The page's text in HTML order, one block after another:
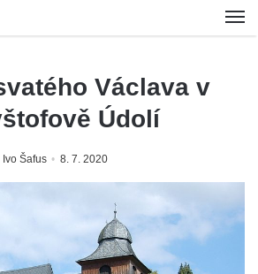
Václava v
Údolí
Ivo Šafus 8. 7. 2020